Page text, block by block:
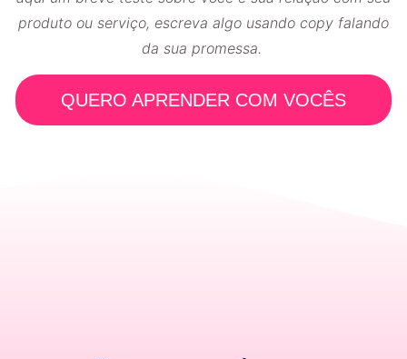
produto ou serviço, escreva algo usando copy falando
da sua promessa.
QUERO APRENDER COM VOCÊS